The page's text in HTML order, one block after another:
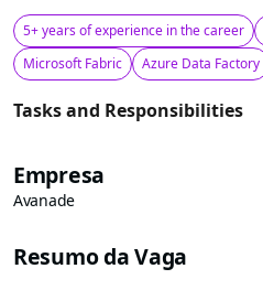
5+ years of experience in the career
Microsoft Fabric
Azure Data Factory
Tasks and Responsibilities
Empresa
Avanade
Resumo da Vaga